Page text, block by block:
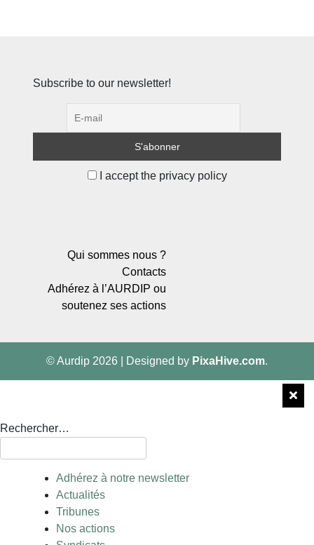
Subscribe to our newsletter!
I accept the privacy policy
Qui sommes nous ?
Contacts
Adhérez à l’AURDIP ou
soutenez ses actions
© Aurdip 2026 Designed by PixaHive.com.
Rechercher…
Adhérez à notre newsletter
Actualités
Tribunes
Nos actions